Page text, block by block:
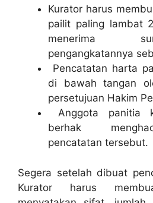
Kurator harus
pailit paling lambat
menerima
pengangkatannya
Pencatatan harta
di bawah tangan
persetujuan Hakim
Anggota panitia
berhak
pencatatan tersebut.
Segera setelah dibuat
Kurator harus